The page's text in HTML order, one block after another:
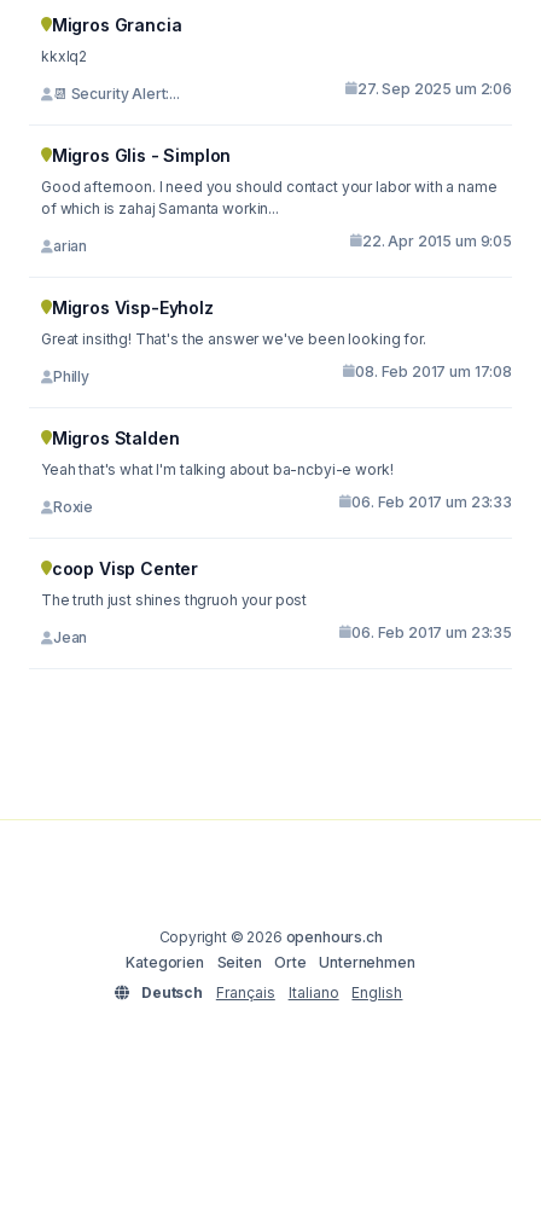
Migros Grancia
kkxlq2
📆 Security Alert:... 27. Sep 2025 um 2:06
Migros Glis - Simplon
Good afternoon. I need you should contact your labor with a name
of which is zahaj Samanta workin...
arian 22. Apr 2015 um 9:05
Migros Visp-Eyholz
Great insithg! That's the answer we've been looking for.
Philly 08. Feb 2017 um 17:08
Migros Stalden
Yeah that's what I'm talking about ba-ncbyi-e work!
Roxie 06. Feb 2017 um 23:33
coop Visp Center
The truth just shines thgruoh your post
Jean 06. Feb 2017 um 23:35
Copyright © 2026 openhours.ch
Kategorien
Seiten Orte
Unternehmen
Deutsch
Français Italiano English